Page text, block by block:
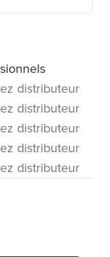
distributeur
distributeur
distributeur
distributeur
distributeur